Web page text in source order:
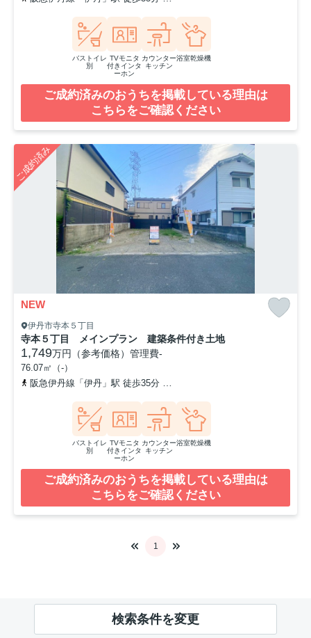
バストイレ
別
TVモニタ
付きインタ
ーホン
カウンター
キッチン
浴室乾燥機
ご成約済みのおうちを掲載している理由は
こちらをご確認ください
ご成約済み
NEW
伊丹市寺本５丁目
寺本５丁目 メインプラン 建築条件付き土地
1,749万円（参考価格） 管理費-
76.07㎡（-）
阪急伊丹線「伊丹」駅 徒歩35分
バストイレ
別
TVモニタ
付きインタ
ーホン
カウンター
キッチン
浴室乾燥機
ご成約済みのおうちを掲載している理由は
こちらをご確認ください
1
検索条件を変更